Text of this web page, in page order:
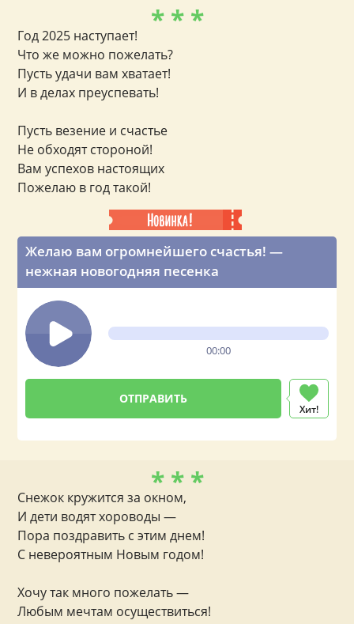
Желаю вам огромнейшего счастья! —
нежная новогодняя песенка
00:00
Хит!
* * *
Год 2025 наступает!
Что же можно пожелать?
Пусть удачи вам хватает!
И в делах преуспевать!
Пусть везение и счастье
Не обходят стороной!
Вам успехов настоящих
Пожелаю в год такой!
* * *
Снежок кружится за окном,
И дети водят хороводы —
Пора поздравить с этим днем!
С невероятным Новым годом!
Хочу так много пожелать —
Любым мечтам осуществиться!